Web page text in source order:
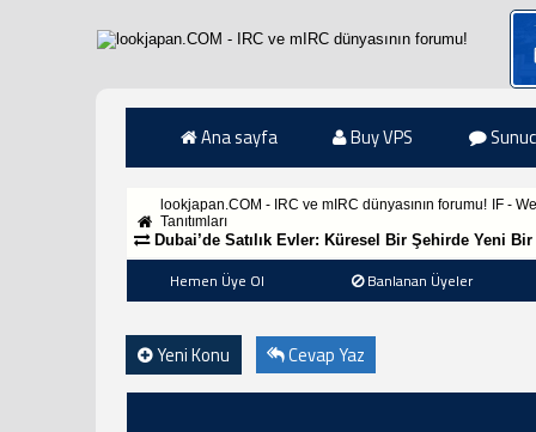
Ana sayfa Buy VPS
lookjapan.COM - IRC ve mIRC dünyasının forumu!
IF -
Tanıtımları
Dubai’de Satılık Evler: Küresel Bir Şehirde Yeni Bir
Hemen Üye Ol Banlanan Üyeler
Yeni Konu Cevap Yaz